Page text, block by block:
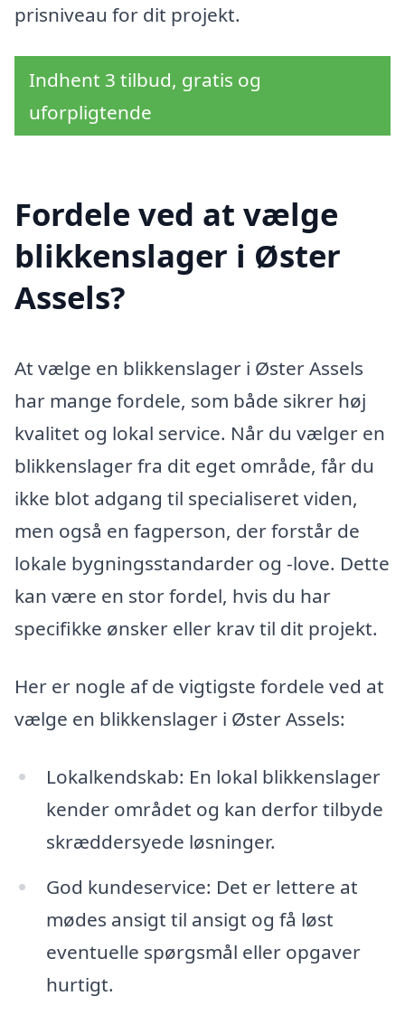
prisniveau for dit projekt.
Indhent 3 tilbud, gratis og
uforpligtende
Fordele ved at vælge
blikkenslager i Øster
Assels?
At vælge en blikkenslager i Øster Assels
har mange fordele, som både sikrer høj
kvalitet og lokal service. Når du vælger en
blikkenslager fra dit eget område, får du
ikke blot adgang til specialiseret viden,
men også en fagperson, der forstår de
lokale bygningsstandarder og -love. Dette
kan være en stor fordel, hvis du har
specifikke ønsker eller krav til dit projekt.
Her er nogle af de vigtigste fordele ved at
vælge en blikkenslager i Øster Assels:
Lokalkendskab: En lokal blikkenslager
kender området og kan derfor tilbyde
skræddersyede løsninger.
God kundeservice: Det er lettere at
mødes ansigt til ansigt og få løst
eventuelle spørgsmål eller opgaver
hurtigt.